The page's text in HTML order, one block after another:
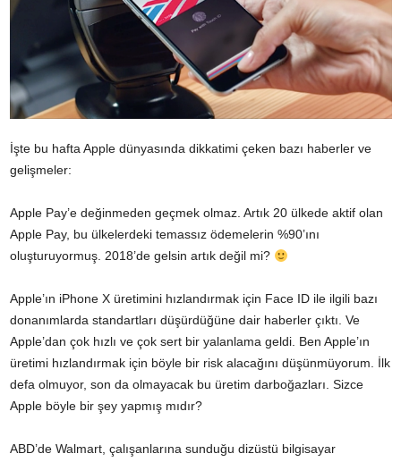
İşte bu hafta Apple dünyasında dikkatimi çeken bazı haberler ve
gelişmeler:
Apple Pay’e değinmeden geçmek olmaz. Artık 20 ülkede aktif olan
Apple Pay, bu ülkelerdeki temassız ödemelerin %90’ını
oluşturuyormuş. 2018’de gelsin artık değil mi?
Apple’ın iPhone X üretimini hızlandırmak için Face ID ile ilgili bazı
donanımlarda standartları düşürdüğüne dair haberler çıktı. Ve
Apple’dan çok hızlı ve çok sert bir yalanlama geldi . Ben Apple’ın
üretimi hızlandırmak için böyle bir risk alacağını düşünmüyorum. İlk
defa olmuyor, son da olmayacak bu üretim darboğazları. Sizce
Apple böyle bir şey yapmış mıdır?
ABD’de Walmart, çalışanlarına sunduğu dizüstü bilgisayar